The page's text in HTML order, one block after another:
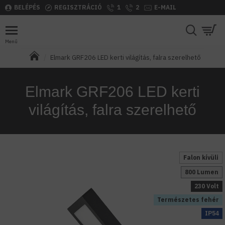
BELÉPÉS REGISZTRÁCIÓ 1 2 E-MAIL
Elmark GRF206 LED kerti világítás, falra szerelhető
Elmark GRF206 LED kerti
világítás, falra szerelhető
Természetes fehér
Falon kívüli
800 Lumen
230 Volt
IP54